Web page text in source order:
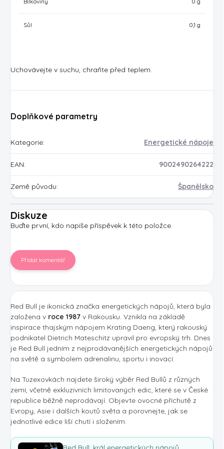
Sůl 0,1 g
Uchovávejte v suchu, chraňte před teplem.
Doplňkové parametry
Kategorie: Energetické nápoje
EAN: 9002490264222
Země původu: Španělsko
Diskuze
Buďte první, kdo napíše příspěvek k této položce.
Přidat komentář
Red Bull je ikonická značka energetických nápojů, která byla
založena v roce 1987 v Rakousku. Vznikla na základě
inspirace thajským nápojem Krating Daeng, který rakouský
podnikatel Dietrich Mateschitz upravil pro evropský trh. Dnes
je Red Bull jedním z nejprodávanějších energetických nápojů
na světě a symbolem adrenalinu, sportu i inovací.
Na Tuzexovkách najdete široký výběr Red Bullů z různých
zemí, včetně exkluzivních limitovaných edic, které se v České
republice běžně neprodávají. Objevte ovocné příchutě z
Evropy, Asie i dalších koutů světa a porovnejte, jak se
jednotlivé edice liší chutí i složením.